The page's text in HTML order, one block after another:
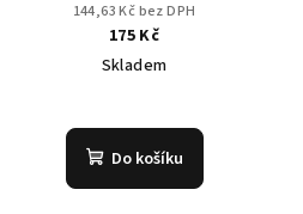
144,63 Kč bez DPH
175 Kč
Skladem
hodnocení
produktu
Do košíku